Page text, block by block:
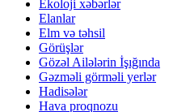
Ekoloji xəbərlər
Elanlar
Elm və təhsil
Görüşlər
Gözəl Ailələrin İşığında
Gəzməli görməli yerlər
Hadisələr
Hava proqnozu